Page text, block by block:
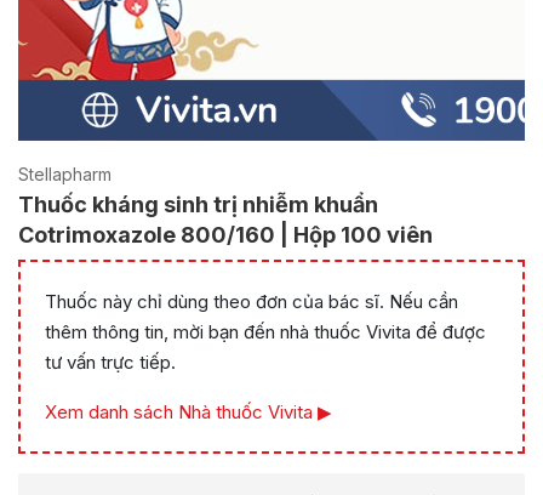
Stellapharm
Thuốc kháng sinh trị nhiễm khuẩn
Cotrimoxazole 800/160 | Hộp 100 viên
Thuốc này chỉ dùng theo đơn của bác sĩ. Nếu cần
thêm thông tin, mời bạn đến nhà thuốc Vivita để được
tư vấn trực tiếp.
Xem danh sách Nhà thuốc Vivita ▶